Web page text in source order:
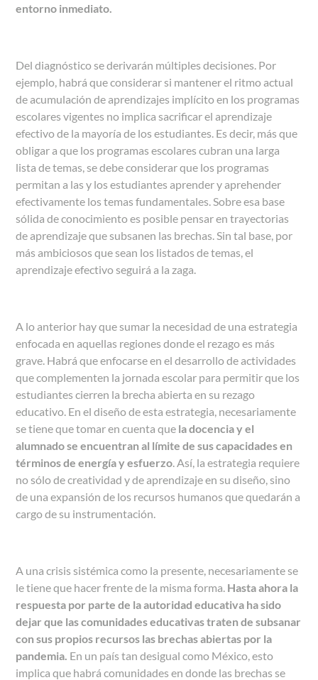
entorno inmediato.
Del diagnóstico se derivarán múltiples decisiones. Por
ejemplo, habrá que considerar si mantener el ritmo actual
de acumulación de aprendizajes implícito en los programas
escolares vigentes no implica sacrificar el aprendizaje
efectivo de la mayoría de los estudiantes. Es decir, más que
obligar a que los programas escolares cubran una larga
lista de temas, se debe considerar que los programas
permitan a las y los estudiantes aprender y aprehender
efectivamente los temas fundamentales. Sobre esa base
sólida de conocimiento es posible pensar en trayectorias
de aprendizaje que subsanen las brechas. Sin tal base, por
más ambiciosos que sean los listados de temas, el
aprendizaje efectivo seguirá a la zaga.
A lo anterior hay que sumar la necesidad de una estrategia
enfocada en aquellas regiones donde el rezago es más
grave. Habrá que enfocarse en el desarrollo de actividades
que complementen la jornada escolar para permitir que los
estudiantes cierren la brecha abierta en su rezago
educativo. En el diseño de esta estrategia, necesariamente
se tiene que tomar en cuenta que la docencia y el
alumnado se encuentran al límite de sus capacidades en
términos de energía y esfuerzo . Así, la estrategia requiere
no sólo de creatividad y de aprendizaje en su diseño, sino
de una expansión de los recursos humanos que quedarán a
cargo de su instrumentación.
A una crisis sistémica como la presente, necesariamente se
le tiene que hacer frente de la misma forma. Hasta ahora la
respuesta por parte de la autoridad educativa ha sido
dejar que las comunidades educativas traten de subsanar
con sus propios recursos las brechas abiertas por la
pandemia. En un país tan desigual como México, esto
implica que habrá comunidades en donde las brechas se